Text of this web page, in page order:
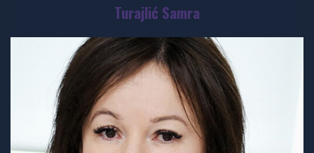
Turajlić Samra